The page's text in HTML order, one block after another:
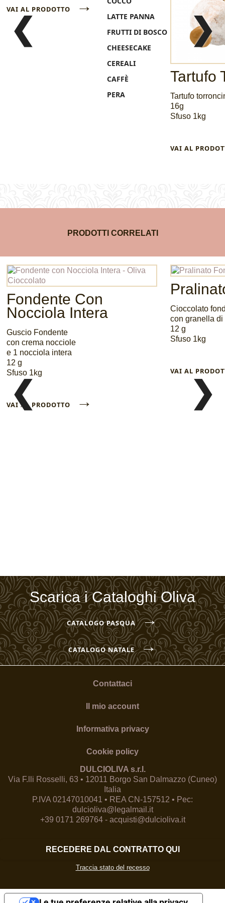
LATTE PANNA
FRUTTI DI BOSCO
CHEESECAKE
CEREALI
CAFFÈ
PERA
❮
VAI AL PRODOTTO →
Tartufo
Tartufo
16g
Sfuso 1kg
VAI AL
❯
PRODOTTI CORRELATI
❮
Fondente Con
Nocciola Intera
Guscio Fondente
con crema nocciole
e 1 nocciola intera
12 g
Sfuso 1kg
VAI AL PRODOTTO →
Cioccolato
con granella
12 g
Sfuso 1kg
VAI AL
❯
Scarica i Cataloghi Oliva
CATALOGO PASQUA→
CATALOGO NATALE→
Contattaci
Il mio account
Informativa privacy
Cookie policy
DULCIOLIVA s.r.l.
Via F.lli Rosselli, 63 • 12011 Borgo San Dalmazzo (Cuneo)
Italia
P.IVA 02147010041 • REA CN-157512 • Pec:
dulcioliva@legalmail.it
+39 0171 269764- acquisti@dulcioliva.it
RECEDERE DAL CONTRATTO QUI
Traccia stato del recesso